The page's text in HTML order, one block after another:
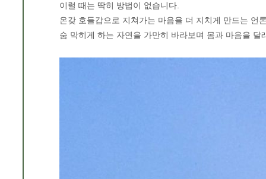
이럴 때는 딱히 방법이 없습니다.
온갖 호들갑으로 지쳐가는 마음을 더 지치게 만드는 언
숨 막히게 하는 자연을 가만히 바라보며 몸과 마음을 달